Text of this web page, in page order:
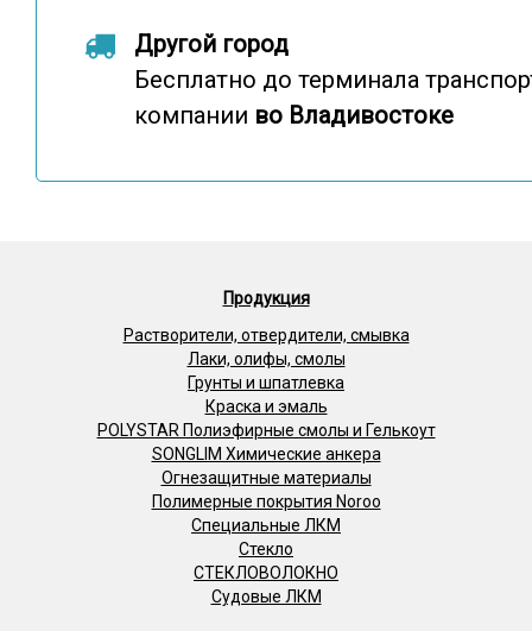
Другой город
Бесплатно до терминала
компании во Владивостоке
Продукция
Растворители, отвердители, смывка
Лаки, олифы, смолы
Грунты и шпатлевка
Краска и эмаль
POLYSTAR Полиэфирные смолы и Гелькоут
SONGLIM Химические анкера
Огнезащитные материалы
Полимерные покрытия Noroo
Специальные ЛКМ
Стекло
СТЕКЛОВОЛОКНО
Судовые ЛКМ